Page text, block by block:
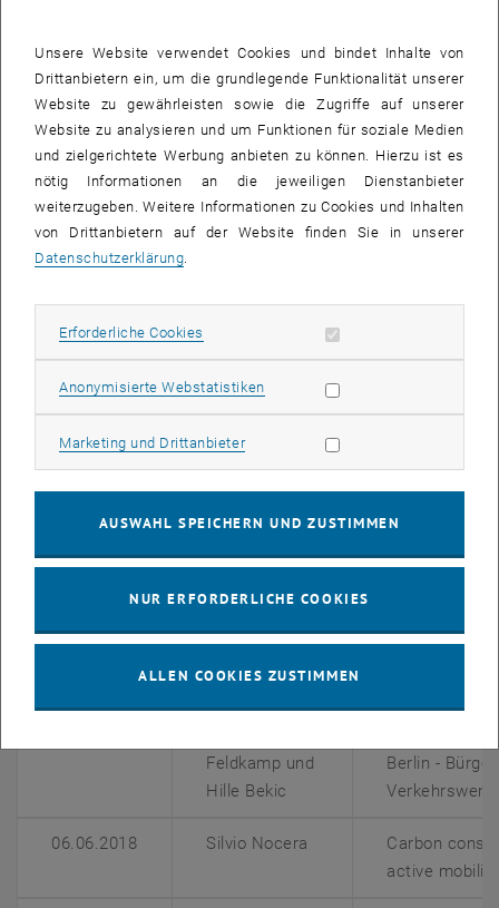
18.04.2018
Maria
Aktive
Städten
25.04.2018 Lucas Harms
Trends in
02.05.2018
Lühder
4.0: Verkehr
09.05.2018
Cynthia
Echave
Superilles, an
model
16.05.2018
Elke Szalai
Alexander
Feldkamp und
Hille Bekic
Berlin -
06.06.2018 Silvio Nocera
Carbon
active mobility
Unsere Website verwendet Cookies und bindet Inhalte von
Drittanbietern ein, um die grundlegende Funktionalität unserer
Website zu gewährleisten sowie die Zugriffe auf unserer
Website zu analysieren und um Funktionen für soziale Medien
und zielgerichtete Werbung anbieten zu können. Hierzu ist es
nötig Informationen an die jeweiligen Dienstanbieter
weiterzugeben. Weitere Informationen zu Cookies und Inhalten
von Drittanbietern auf der Website finden Sie in unserer
Datenschutzerklärung.
Erforderliche Cookies Erforderliche Cookies zulassen
Anonymisierte WebstatistikenStatistik Cookies zulassen
Marketing und DrittanbieterMarketing Cookies zulassen
AUSWAHL SPEICHERN UND ZUSTIMMEN
NUR ERFORDERLICHE COOKIES
ALLEN COOKIES ZUSTIMMEN